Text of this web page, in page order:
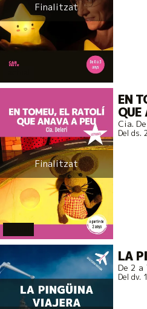
Finalitzat
Finalitzat
EN
QUE
Cia.
Del ds.
LA
De 2 a
Del dv.